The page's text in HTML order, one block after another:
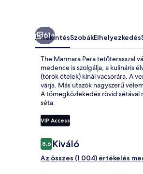
61+
ÁttekintésSzobákElhelyezkedés
The Marmara Pera tetőterasszal
medence is szolgálja, a kulináris
(török ételek) kínál vacsorára. A
várja. Más utazók nagyszerű
A tömegközlekedés rövid sétával
séta.
VIP Access
Értékelések
8,68,6 ennyiből: 10
Kiváló
Az összes (1 004) értékelés